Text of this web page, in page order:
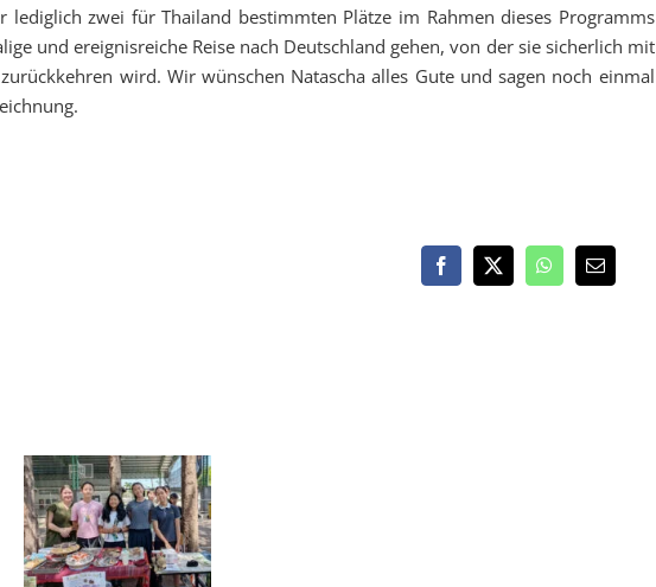
lediglich zwei für Thailand bestimmten Plätze im Rahmen dieses Programms
und ereignisreiche Reise nach Deutschland gehen, von der sie sicherlich mit
wird. Wir wünschen Natascha alles Gute und sagen noch einmal
Facebook
X WhatsApp
E-
Mail